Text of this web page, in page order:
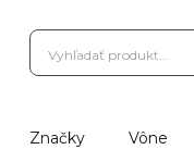
Značky Vône